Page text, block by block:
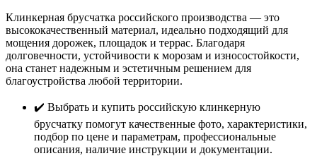
Клинкерная брусчатка российского производства — это
высококачественный материал, идеально подходящий для
мощения дорожек, площадок и террас. Благодаря
долговечности, устойчивости к морозам и износостойкости,
она станет надежным и эстетичным решением для
благоустройства любой территории.
✔️ Выбрать и купить российскую клинкерную
брусчатку помогут качественные фото, характеристики,
подбор по цене и параметрам, профессиональные
описания, наличие инструкции и документации.